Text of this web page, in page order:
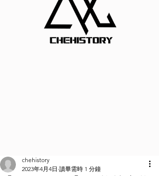
chehistory
2023年4月4日 讀畢需時 1 分鐘